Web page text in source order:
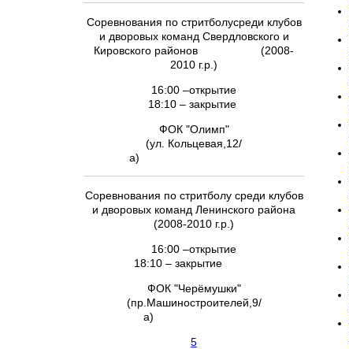
Соревнования по стритболусреди клубов
и дворовых команд Свердловского и
Кировского районов (2008-
2010 г.р.)
16:00 –открытие
18:10 – закрытие
ФОК "Олимп"
(ул. Кольцевая,12/
а)
Соревнования по стритболу среди клубов
и дворовых команд Ленинского района
(2008-2010 г.р.)
16:00 –открытие
18:10 – закрытие
ФОК "Черёмушки"
(пр.Машиностроителей,9/
а)
5